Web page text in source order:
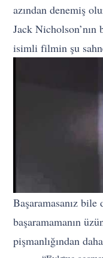
azından denemiş
Jack Nicholson’nın
isimli filmin şu
Başaramasanız
başaramamanın
pişmanlığından